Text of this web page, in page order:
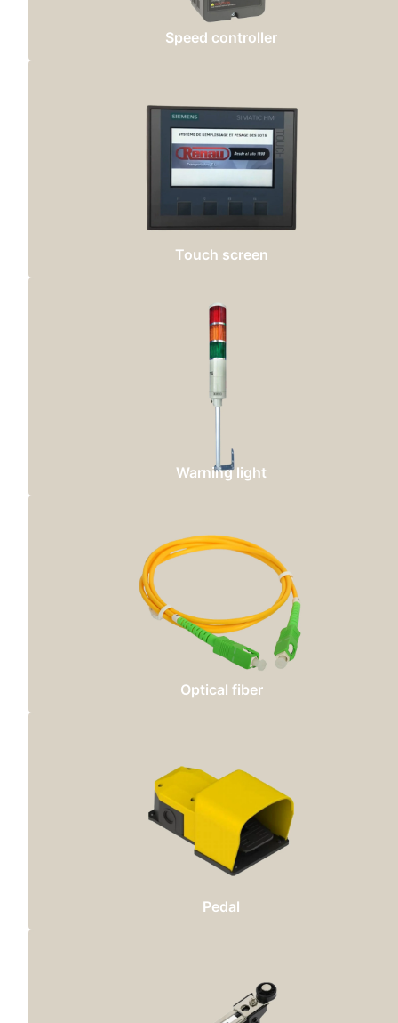
Speed controller
Touch screen
Warning light
Optical fiber
Pedal